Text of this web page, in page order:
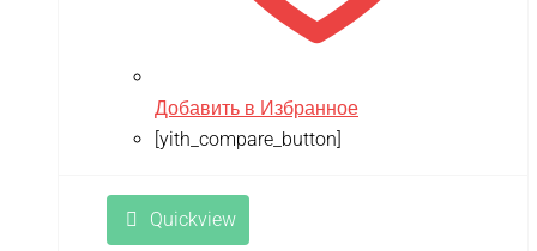
Добавить в Избранное
[yith_compare_button]
Quickview